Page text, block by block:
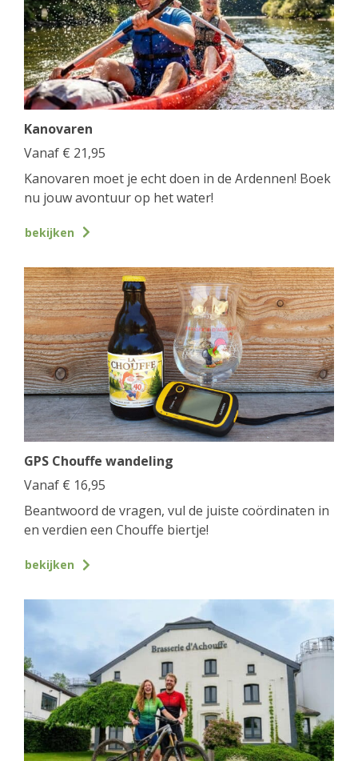
Kanovaren
Vanaf € 21,95
Kanovaren moet je echt doen in de Ardennen! Boek
nu jouw avontuur op het water!
bekijken
GPS Chouffe wandeling
Vanaf € 16,95
Beantwoord de vragen, vul de juiste coördinaten in
en verdien een Chouffe biertje!
bekijken